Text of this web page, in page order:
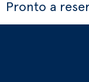
Pronto a